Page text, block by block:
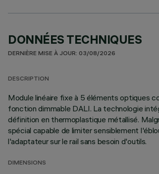
DONNÉES TECHNIQUES
DERNIÈRE MISE À JOUR: 03/08/2026
DESCRIPTION
Module linéaire fixe à 5 éléments optiques
fonction dimmable DALI. La technologie
définition en thermoplastique métallisé.
spécial capable de limiter sensiblement
l'adaptateur sur le rail sans besoin d'outils.
DIMENSIONS